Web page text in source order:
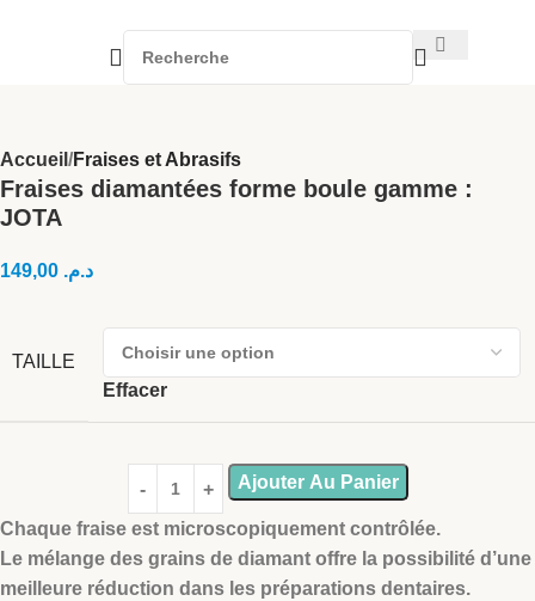
Accueil Fraises et Abrasifs
Fraises diamantées forme boule gamme :
JOTA
د.م.
TAILLE
Effacer
Ajouter Au Panier
Chaque fraise est microscopiquement contrôlée.
Le mélange des grains de diamant offre la possibilité d’une
meilleure réduction dans les préparations dentaires.